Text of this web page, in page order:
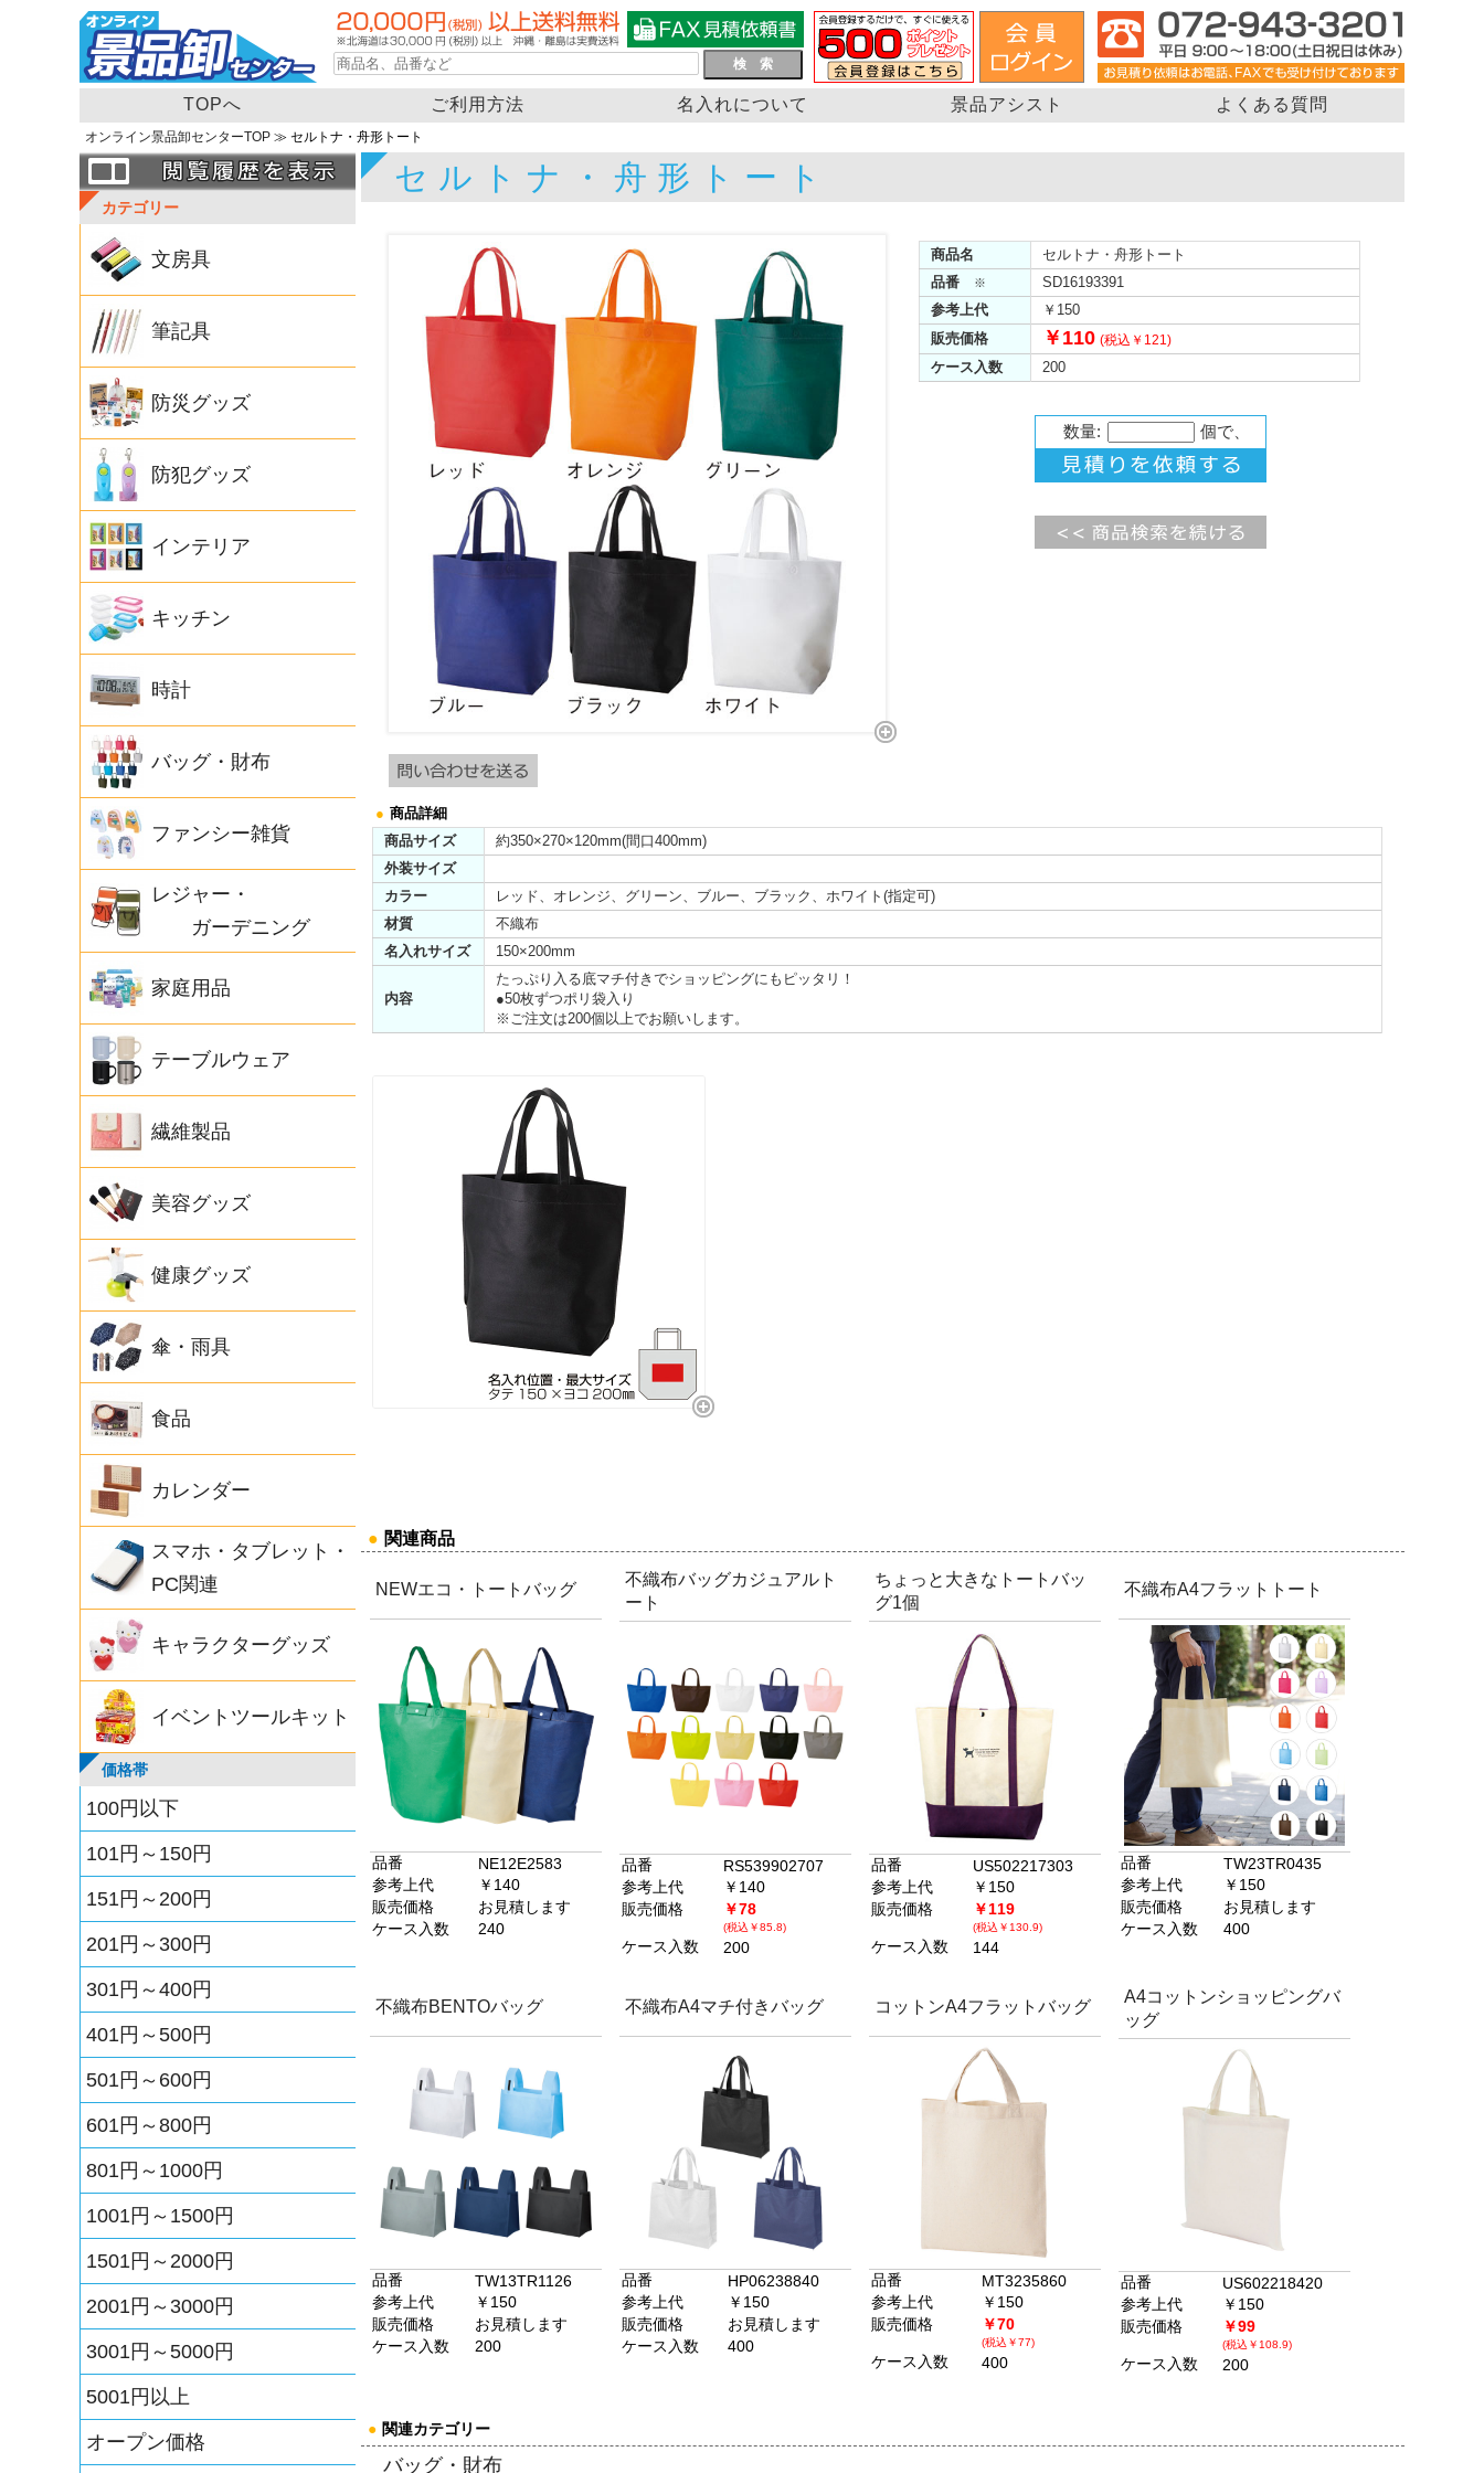
TOPへ ご利用方法 名入れについて 景品アシスト よくある質問
オンライン景品卸センターTOP ≫ セルトナ・舟形トート
カテゴリー
文房具
筆記具
防災グッズ
防犯グッズ
インテリア
キッチン
時計
バッグ・財布
ファンシー雑貨
レジャー・
ガーデニング
家庭用品
テーブルウェア
繊維製品
美容グッズ
健康グッズ
傘・雨具
食品
カレンダー
スマホ・タブレット・
PC関連
キャラクターグッズ
イベントツールキット
価格帯
100円以下
101円～150円
151円～200円
201円～300円
301円～400円
401円～500円
501円～600円
601円～800円
801円～1000円
1001円～1500円
1501円～2000円
2001円～3000円
3001円～5000円
5001円以上
オープン価格
セルトナ・舟形トート
商品名
セルトナ・舟形トート
品番
※
SD16193391
参考上代
￥150
販売価格
￥110 (税込￥121)
ケース入数 200
数量: 個で、
● 商品詳細
商品サイズ
約350×270×120mm(間口400mm)
外装サイズ
カラー
レッド、オレンジ、グリーン、ブルー、ブラック、ホワイト(指定可)
材質
不織布
名入れサイズ
150×200mm
内容
たっぷり入る底マチ付きでショッピングにもピッタリ！
●50枚ずつポリ袋入り
※ご注文は200個以上でお願いします。
● 関連商品
NEWエコ・トートバッグ
品番
NE12E2583
参考上代
￥140
販売価格
お見積します
ケース入数
240
不織布バッグカジュアルト
ート
品番
RS539902707
参考上代
￥140
販売価格
￥78
(税込￥85.8)
ケース入数 200
ちょっと大きなトートバッ
グ1個
品番
US502217303
参考上代
￥150
販売価格
￥119
(税込￥130.9)
ケース入数 144
不織布A4フラットトート
品番
TW23TR0435
参考上代
￥150
販売価格
お見積します
ケース入数
400
不織布BENTOバッグ
品番
TW13TR1126
参考上代
￥150
販売価格
お見積します
ケース入数
200
不織布A4マチ付きバッグ
品番
HP06238840
参考上代
￥150
販売価格
お見積します
ケース入数
400
コットンA4フラットバッグ
品番
MT3235860
参考上代
￥150
販売価格
￥70
(税込￥77)
ケース入数 400
A4コットンショッピングバ
ッグ
品番
US602218420
参考上代
￥150
販売価格
￥99
(税込￥108.9)
ケース入数 200
● 関連カテゴリー
バッグ・財布